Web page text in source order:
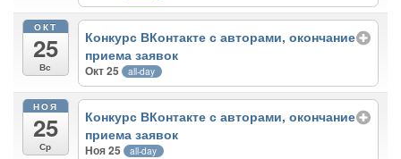
ОКТ
25
Вс
Конкурс ВКонтакте с авторами, окончание
приема заявок
Окт 25 all-day
НОЯ
25
Ср
Конкурс ВКонтакте с авторами, окончание
приема заявок
Ноя 25 all-day